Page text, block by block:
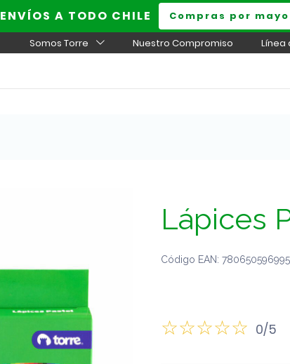
ENVÍOS A TODO CHILE Compras por
Somos Torre Nuestro Compromiso Línea
Lápices
Código EAN:
0/5